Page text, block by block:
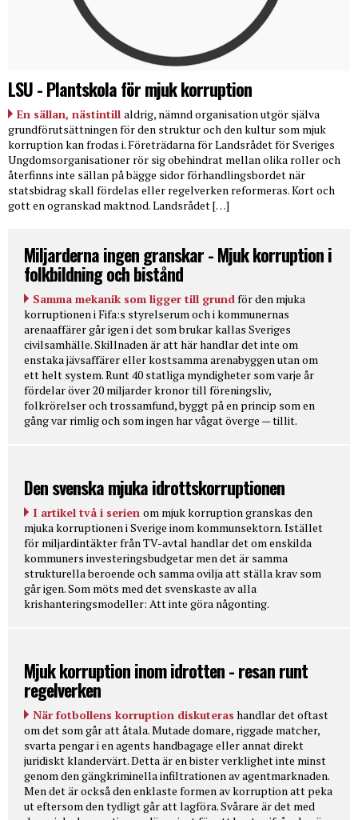
LSU - Plantskola för mjuk korruption
En sällan, nästintill aldrig, nämnd organisation utgör själva
grundförutsättningen för den struktur och den kultur som mjuk
korruption kan frodas i. Företrädarna för Landsrådet för Sveriges
Ungdomsorganisationer rör sig obehindrat mellan olika roller och
återfinns inte sällan på bägge sidor förhandlingsbordet när
statsbidrag skall fördelas eller regelverken reformeras. Kort och
gott en ogranskad maktnod. Landsrådet […]
Miljarderna ingen granskar - Mjuk korruption i
folkbildning och bistånd
Samma mekanik som ligger till grundför den mjuka
korruptionen i Fifa:s styrelserum och i kommunernas
arenaaffärer går igen i det som brukar kallas Sveriges
civilsamhälle. Skillnaden är att här handlar det inte om
enstaka jävsaffärer eller kostsamma arenabyggen utan om
ett helt system. Runt 40 statliga myndigheter som varje år
fördelar över 20 miljarder kronor till föreningsliv,
folkrörelser och trossamfund, byggt på en princip som en
gång var rimlig och som ingen har vågat överge — tillit.
Den svenska mjuka idrottskorruptionen
I artikel två i serien om mjuk korruption granskas den
mjuka korruptionen i Sverige inom kommunsektorn. Istället
för miljardintäkter från TV-avtal handlar det om enskilda
kommuners investeringsbudgetar men det är samma
strukturella beroende och samma ovilja att ställa krav som
går igen. Som möts med det svenskaste av alla
krishanteringsmodeller: Att inte göra någonting.
Mjuk korruption inom idrotten - resan runt
regelverken
När fotbollens korruption diskuteras handlar det oftast
om det som går att åtala. Mutade domare, riggade matcher,
svarta pengar i en agents handbagage eller annat direkt
juridiskt klandervärt. Detta är en bister verklighet inte minst
genom den gängkriminella infiltrationen av agentmarknaden.
Men det är också den enklaste formen av korruption att peka
ut eftersom den tydligt går att lagföra. Svårare är det med